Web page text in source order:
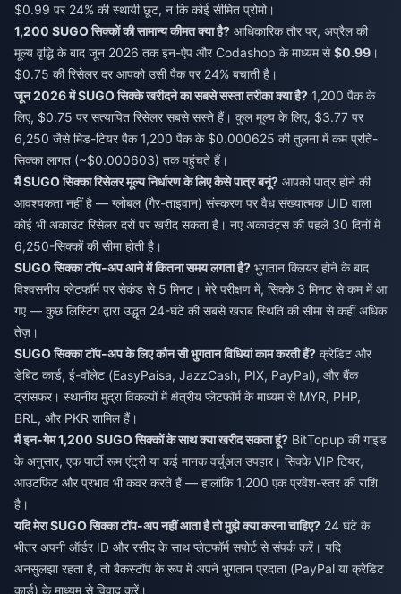
$0.99 पर 24% की स्थायी छूट, न कि कोई सीमित प्रोमो।
1,200 SUGO सिक्कों की सामान्य कीमत क्या है? आधिकारिक तौर पर, अप्रैल की
मूल्य वृद्धि के बाद जून 2026 तक इन-ऐप और Codashop के माध्यम से$0.99 ।
$0.75 की रिसेलर दर आपको उसी पैक पर 24% बचाती है।
जून 2026 में SUGO सिक्के खरीदने का सबसे सस्ता तरीका क्या है? 1,200 पैक के
लिए, $0.75 पर सत्यापित रिसेलर सबसे सस्ते हैं। कुल मूल्य के लिए, $3.77 पर
6,250 जैसे मिड-टियर पैक 1,200 पैक के $0.000625 की तुलना में कम प्रति-
सिक्का लागत (~$0.000603) तक पहुंचते हैं।
मैं SUGO सिक्का रिसेलर मूल्य निर्धारण के लिए कैसे पात्र बनूं? आपको पात्र होने की
आवश्यकता नहीं है — ग्लोबल (गैर-ताइवान) संस्करण पर वैध संख्यात्मक UID वाला
कोई भी अकाउंट रिसेलर दरों पर खरीद सकता है। नए अकाउंट्स की पहले 30 दिनों में
6,250-सिक्कों की सीमा होती है।
SUGO सिक्का टॉप-अप आने में कितना समय लगता है? भुगतान क्लियर होने के बाद
विश्वसनीय प्लेटफॉर्म पर सेकंड से 5 मिनट। मेरे परीक्षण में, सिक्के 3 मिनट से कम में आ
गए — कुछ लिस्टिंग द्वारा उद्धृत 24-घंटे की सबसे खराब स्थिति की सीमा से कहीं अधिक
तेज़।
SUGO सिक्का टॉप-अप के लिए कौन सी भुगतान विधियां काम करती हैं? क्रेडिट और
डेबिट कार्ड, ई-वॉलेट (EasyPaisa, JazzCash, PIX, PayPal), और बैंक
ट्रांसफर। स्थानीय मुद्रा विकल्पों में क्षेत्रीय प्लेटफॉर्म के माध्यम से MYR, PHP,
BRL, और PKR शामिल हैं।
मैं इन-गेम 1,200 SUGO सिक्कों के साथ क्या खरीद सकता हूं? BitTopup की गाइड
के अनुसार, एक पार्टी रूम एंट्री या कई मानक वर्चुअल उपहार। सिक्के VIP टियर,
आउटफिट और प्रभाव भी कवर करते हैं — हालांकि 1,200 एक प्रवेश-स्तर की राशि
है।
यदि मेरा SUGO सिक्का टॉप-अप नहीं आता है तो मुझे क्या करना चाहिए? 24 घंटे के
भीतर अपनी ऑर्डर ID और रसीद के साथ प्लेटफॉर्म सपोर्ट से संपर्क करें। यदि
अनसुलझा रहता है, तो बैकस्टॉप के रूप में अपने भुगतान प्रदाता (PayPal या क्रेडिट
कार्ड) के माध्यम से विवाद करें।